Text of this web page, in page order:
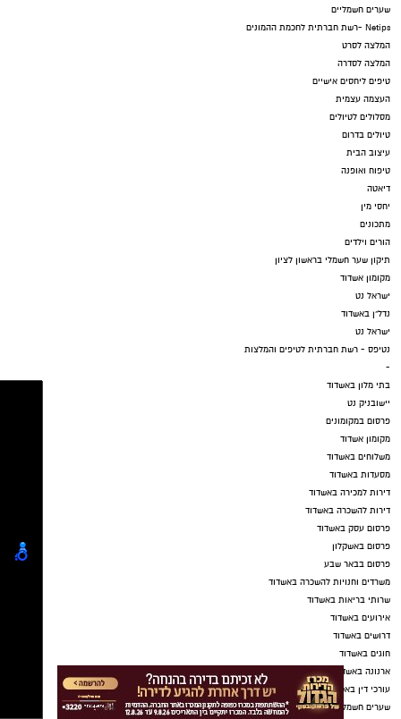
שערים חשמליים
Netips -רשת חברתית לחכמת ההמונים
המלצה לסרט
המלצה לסדרה
טיפים ליחסים אישיים
העצמה עצמית
מסלולים לטיולים
טיולים בדרום
עיצוב הבית
טיפוח ואופנה
דיאטה
יחסי מין
מתכונים
הורים וילדים
תיקון שער חשמלי בראשון לציון
מקומון אשדוד
ישראל נט
נדל"ן באשדוד
ישראל נט
נטיפס - רשת חברתית לטיפים והמלצות
-
בתי מלון באשדוד
יישובניק נט
פרסום במקומונים
מקומון אשדוד
משלוחים באשדוד
מסעדות באשדוד
דירות למכירה באשדוד
דירות להשכרה באשדוד
פרסום עסק באשדוד
פרסום באשקלון
פרסום בבאר שבע
משרדים וחנויות להשכרה באשדוד
שרותי בריאות באשדוד
אירועים באשדוד
דרושים באשדוד
חוגים באשדוד
ארנונה באשדוד
עורכי דין באשדוד
שערים חשמליים באשדוד